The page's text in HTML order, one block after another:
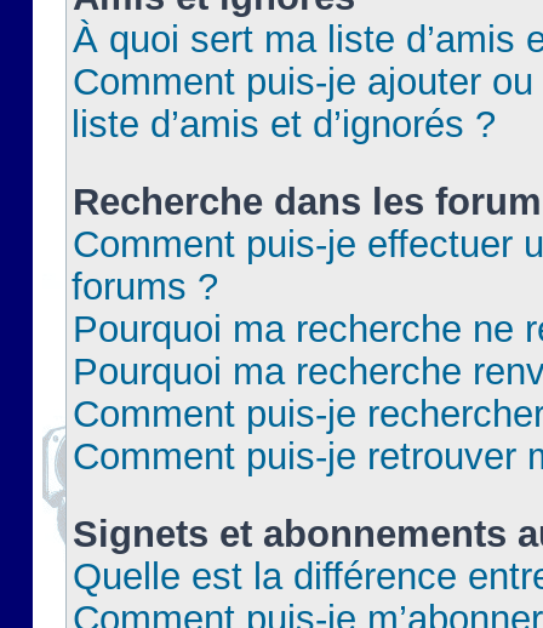
À quoi sert ma liste d’amis
Comment puis-je ajouter
liste d’amis et d’ignorés ?
Recherche dans les
Comment puis-je effectuer
forums ?
Pourquoi ma recherche ne
Pourquoi ma recherche
Comment puis-je
Comment puis-je retrouver
Signets et abonnements
Quelle est la différence
Comment puis-je